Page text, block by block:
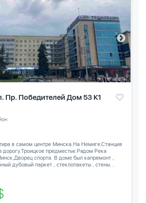
Пр. Победителей Дом 53 К1
в самом центре Минска.На Немиге.Станция
дорогу.Троицкое предместье.Рядом Река
спорта. В доме был капремонт ,
дубовый паркет , стеклопакеты , стены...